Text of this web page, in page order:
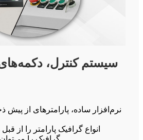
سیستم کنترل، دکمه‌های
نرم‌افزار ساده، پارامترهای از پیش
انواع گرافیک پارامتر را از